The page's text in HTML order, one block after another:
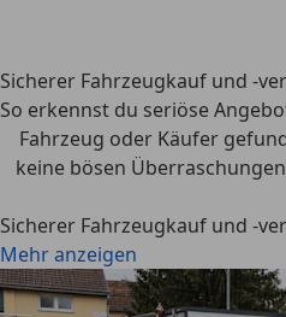
Sicherer Fahrzeugkauf und -
So erkennst du seriöse
Fahrzeug oder Käufer
keine bösen
Sicherer Fahrzeugkauf und -
Mehr anzeigen